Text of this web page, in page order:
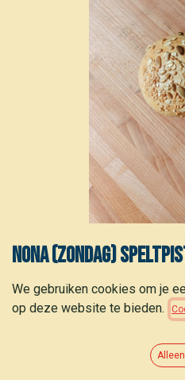
Nona (zondag)
1,60€
We gebruiken cookies om je
op deze website te bieden.